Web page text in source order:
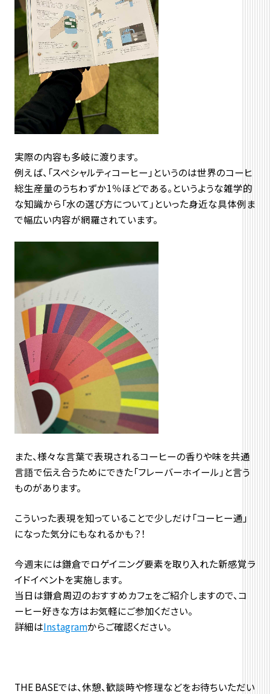
実際の内容も多岐に渡ります。
例えば、「スペシャルティコーヒー」というのは世界のコーヒ
総生産量のうちわずか1％ほどである。というような雑学的
な知識から「水の選び方について」といった身近な具体例ま
で幅広い内容が網羅されています。
また、様々な言葉で表現されるコーヒーの香りや味を共通
言語で伝え合うためにできた「フレーバーホイール」と言う
ものがあります。
こういった表現を知っていることで少しだけ「コーヒー通」
になった気分にもなれるかも？！
今週末には鎌倉でロゲイニング要素を取り入れた新感覚ラ
イドイベントを実施します。
当日は鎌倉周辺のおすすめカフェをご紹介しますので、コ
ーヒー好きな方はお気軽にご参加ください。
詳細はInstagramからご確認ください。
THE BASEでは、休憩、歓談時や修理などをお待ちいただい